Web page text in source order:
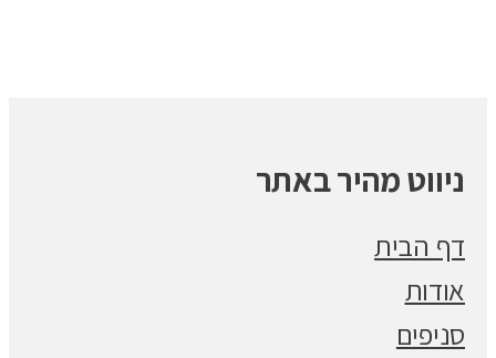
ניווט מהיר באתר
דף הבית
אודות
סניפים